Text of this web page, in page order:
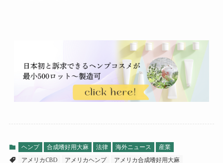
ヘンプ 合成嗜好用大麻 法律 海外ニュース
産業
アメリカCBD
アメリカヘンプ アメリカ合成嗜好用大麻